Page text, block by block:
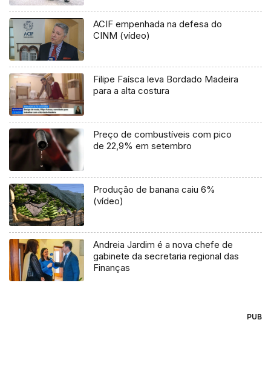
ACIF empenhada na defesa do
CINM (vídeo)
Filipe Faísca leva Bordado Madeira
para a alta costura
Preço de combustíveis com pico
de 22,9% em setembro
Produção de banana caiu 6%
(vídeo)
Andreia Jardim é a nova chefe de
gabinete da secretaria regional das
Finanças
PUB